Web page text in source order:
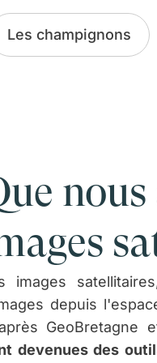
Les champignons
images
depuis
GeoBretagne
devenues des